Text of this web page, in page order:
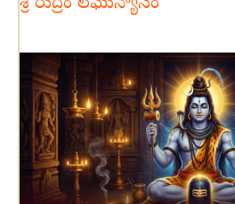
శ్రీ రుద్రం లఘున్యాసం